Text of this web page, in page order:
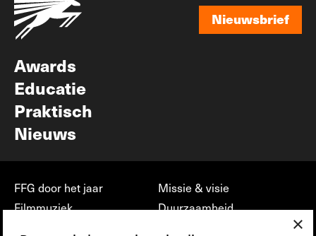
Nieuwsbrief
Awards
Educatie
Praktisch
Nieuws
FFG door het jaar
Filmmuziek
Missie & visie
Duurzaamheid
×